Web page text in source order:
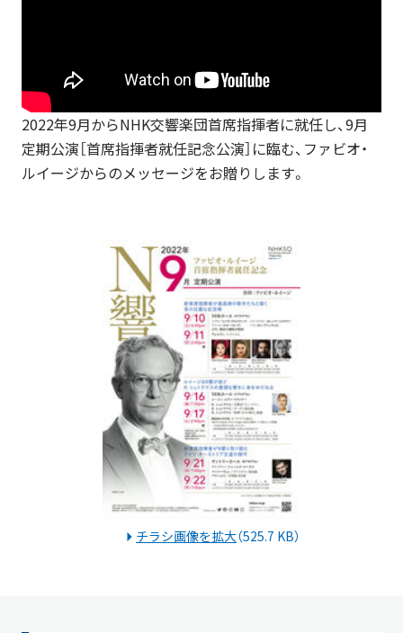
2022年9月からNHK交響楽団首席指揮者に就任し、9月
定期公演［首席指揮者就任記念公演］に臨む、ファビオ・
ルイージからのメッセージをお贈りします。
チラシ画像を拡大（525.7 KB）